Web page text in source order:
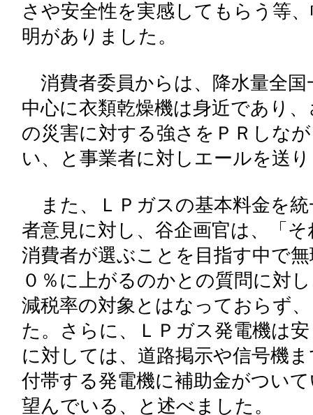
さや安全性を実感してもらう等
明がありました。
消費者委員からは、降水量全
中心に衣類乾燥機は身近であり
の災害に対する強さをＰＲしな
い、と事業者に対しエールを送
また、ＬＰガスの基本料金を
者意見に対し、谷企画官は、「
消費者が選ぶことを目指す中で
０％に上がるのかとの質問に対
減税率の対象とはなっておらず
た。さらに、ＬＰガス発電機は
に対しては、道路掲示や信号機
付帯する発電機に補助金がつい
望んでいる、と述べました。